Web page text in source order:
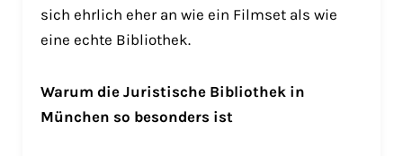
sich ehrlich eher an wie ein Filmset als wie
eine echte Bibliothek.
Warum die Juristische Bibliothek in
München so besonders ist